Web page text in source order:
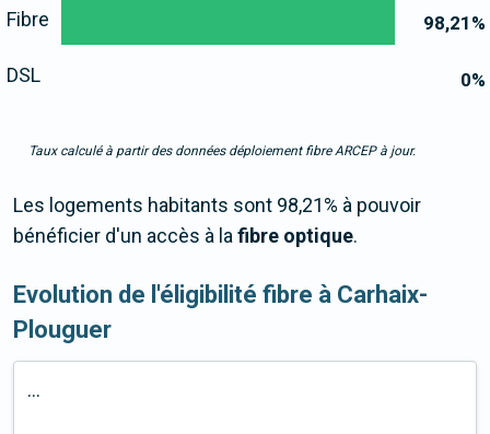
98,21 %
0%
Fibre
DSL
Taux calculé à partir des données déploiement fibre ARCEP à jour.
Les logements habitants sont 98,21% à pouvoir
bénéficier d'un accès à lafibre optique.
Evolution de l'éligibilité fibre à Carhaix-
Plouguer
...